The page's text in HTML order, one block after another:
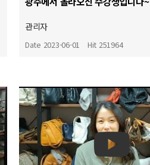
관리자
Date 2023-06-01 Hit 251964